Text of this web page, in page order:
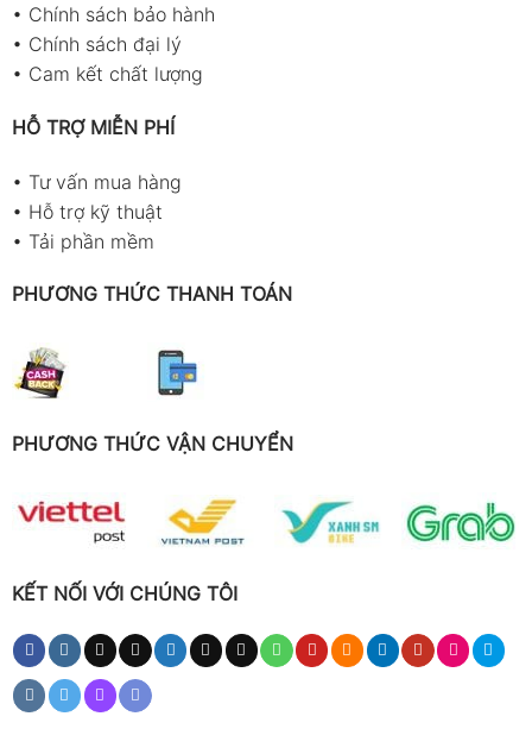
• Chính sách bảo hành
• Chính sách đại lý
• Cam kết chất lượng
HỖ TRỢ MIỄN PHÍ
• Tư vấn mua hàng
• Hỗ trợ kỹ thuật
• Tải phần mềm
PHƯƠNG THỨC THANH TOÁN
PHƯƠNG THỨC VẬN CHUYỂN
KẾT NỐI VỚI CHÚNG TÔI